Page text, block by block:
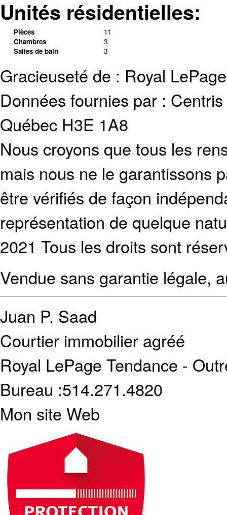
Unités résidentielles:
Pièces
11
Chambres
3
Salles de bain
3
Gracieuseté de : Royal
Données fournies par :
Québec H3E 1A8
Nous croyons que tous les
mais nous ne le garantissons
être vérifiés de façon
représentation de quelque
2021 Tous les droits sont
Vendue sans garantie légale,
Juan P. Saad
Courtier immobilier agréé
Royal LePage Tendance -
Bureau :514.271.4820
Mon site Web